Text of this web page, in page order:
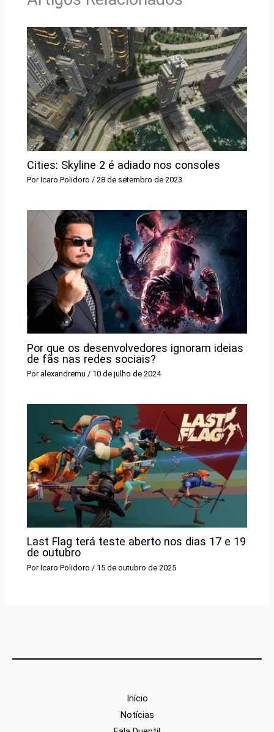
Cities: Skyline 2 é adiado nos consoles
PorIcaro Polidoro/28 de setembro de 2023
Por que os desenvolvedores ignoram ideias
de fãs nas redes sociais?
Por alexandremu/ 10 de julho de 2024
Last Flag terá teste aberto nos dias 17 e 19
de outubro
PorIcaro Polidoro / 15 de outubro de 2025
Início
Notícias